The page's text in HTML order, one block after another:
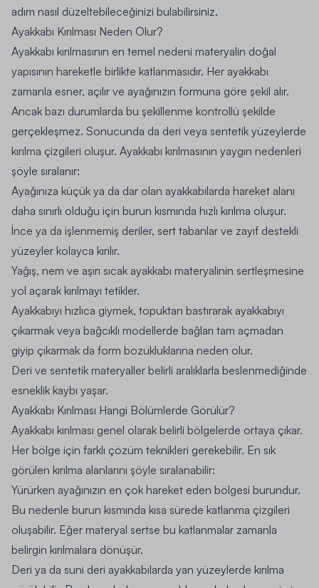
adım nasıl düzeltebileceğinizi bulabilirsiniz.
Ayakkabı Kırılması Neden Olur?
Ayakkabı kırılmasının en temel nedeni materyalin doğal
yapısının hareketle birlikte katlanmasıdır. Her ayakkabı
zamanla esner, açılır ve ayağınızın formuna göre şekil alır.
Ancak bazı durumlarda bu şekillenme kontrollü şekilde
gerçekleşmez. Sonucunda da deri veya sentetik yüzeylerde
kırılma çizgileri oluşur. Ayakkabı kırılmasının yaygın nedenleri
şöyle sıralanır:
Ayağınıza küçük ya da dar olan ayakkabılarda hareket alanı
daha sınırlı olduğu için burun kısmında hızlı kırılma oluşur.
İnce ya da işlenmemiş deriler, sert tabanlar ve zayıf destekli
yüzeyler kolayca kırılır.
Yağış, nem ve aşırı sıcak ayakkabı materyalinin sertleşmesine
yol açarak kırılmayı tetikler.
Ayakkabıyı hızlıca giymek, topuktan bastırarak ayakkabıyı
çıkarmak veya bağcıklı modellerde bağları tam açmadan
giyip çıkarmak da form bozukluklarına neden olur.
Deri ve sentetik materyaller belirli aralıklarla beslenmediğinde
esneklik kaybı yaşar.
Ayakkabı Kırılması Hangi Bölümlerde Görülür?
Ayakkabı kırılması genel olarak belirli bölgelerde ortaya çıkar.
Her bölge için farklı çözüm teknikleri gerekebilir. En sık
görülen kırılma alanlarını şöyle sıralanabilir:
Yürürken ayağınızın en çok hareket eden bölgesi burundur.
Bu nedenle burun kısmında kısa sürede katlanma çizgileri
oluşabilir. Eğer materyal sertse bu katlanmalar zamanla
belirgin kırılmalara dönüşür.
Deri ya da suni deri ayakkabılarda yan yüzeylerde kırılma